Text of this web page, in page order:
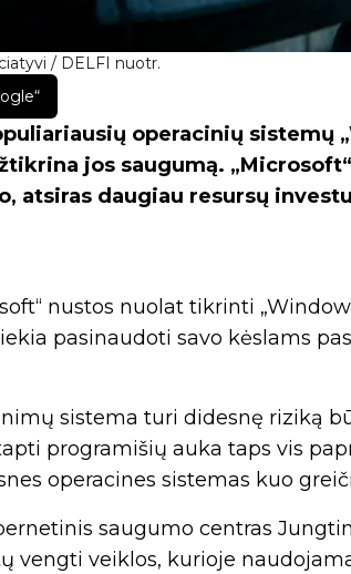
/ DELFI nuotr.
operacinių sistemų
jos saugumą.
atsiras daugiau resursų
nustos nuolat tikrinti
pasinaudoti savo kėslams
sistema turi didesnę riziką
programišių auka taps vis
operacines sistemas kuo
saugumo centras
vengti veiklos, kurioje